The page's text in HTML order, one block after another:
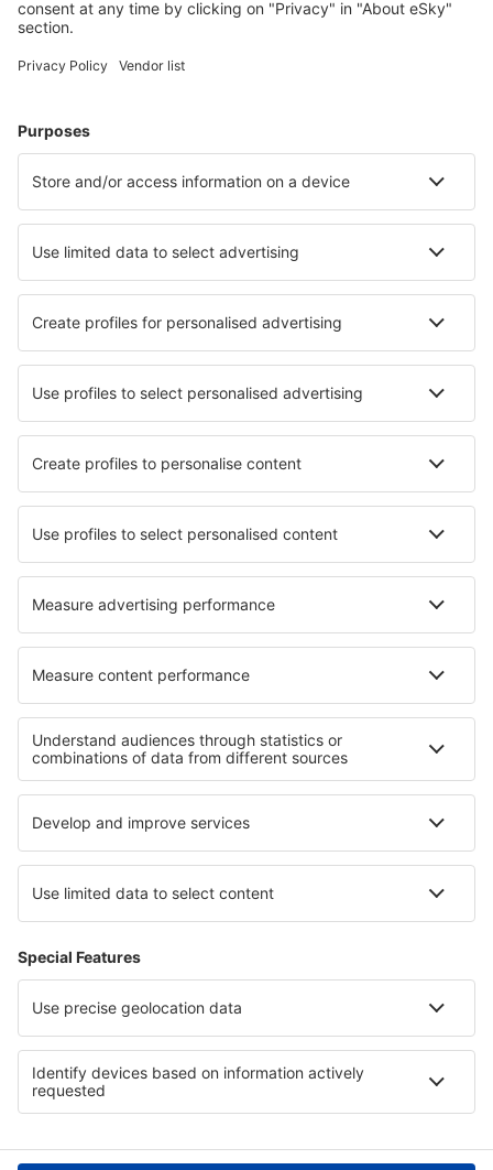
Vuelos baratos
Escapadas
Vuelo+Hotel
Hoteles
Traslados
Atracciones
Eventos deportivos
Aprende más
Mejor Precio Garantizado
Aplicación móvil
Aerolíneas
Ryanair
Vueling
Iberia
Air Europa
Wizz Air
Sobre eSky
Términos y condiciones
Mis reservas
Política de privacidad
Asistencia y contacto
Países
Páginas web internacionales
eSky.eu eSky.com eDestinos.com